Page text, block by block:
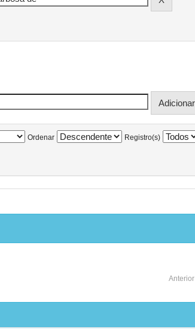
Ordenar Registro(s)
Anterior